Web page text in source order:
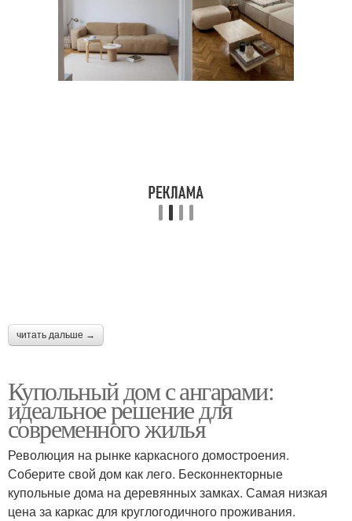
читать дальше →
Купольный дом с ангарами:
идеальное решение для
современного жилья
Революция на рынке каркасного домостроения.
Соберите свой дом как лего. Беcконнекторные
купольные дома на деревянных замках. Самая низкая
цена за каркас для круглогодичного проживания.